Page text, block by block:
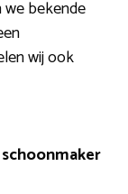
we bekende
wij ook